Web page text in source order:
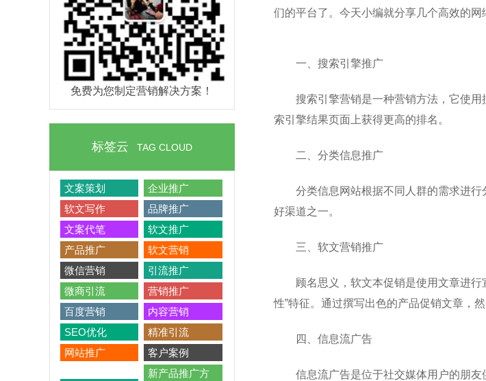
免费为您制定营销解决方案！
标签云 TAG CLOUD
文案策划
企业推广
软文写作
品牌推广
文案代笔
软文推广
产品推广
软文营销
微信营销
引流推广
微商引流
营销推广
百度营销
内容营销
SEO优化
精准引流
网站推广
客户案例
新产品推广方
们的平台了。今天小编就分享几个高效的
一、搜索引擎推广
搜索引擎营销是一种营销方法，它使
索引擎结果页面上获得更高的排名。
二、分类信息推广
分类信息网站根据不同人群的需求进
好渠道之一。
三、软文营销推广
顾名思义，软文本促销是使用文章进
性”特征。通过撰写出色的产品促销文章，
四、信息流广告
信息流广告是位于社交媒体用户的朋友